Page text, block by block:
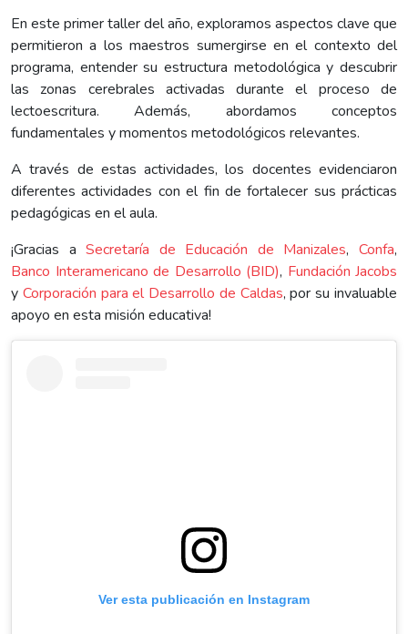
En este primer taller del año, exploramos aspectos clave que
permitieron a los maestros sumergirse en el contexto del
programa, entender su estructura metodológica y descubrir
las zonas cerebrales activadas durante el proceso de
lectoescritura. Además, abordamos conceptos
fundamentales y momentos metodológicos relevantes.
A través de estas actividades, los docentes evidenciaron
diferentes actividades con el fin de fortalecer sus prácticas
pedagógicas en el aula.
¡Gracias aSecretaría de Educación de Manizales,Confa,
Banco Interamericano de Desarrollo (BID), Fundación Jacobs
y Corporación para el Desarrollo de Caldas, por su invaluable
apoyo en esta misión educativa!
Ver esta publicación en Instagram